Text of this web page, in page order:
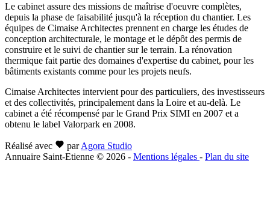
Le cabinet assure des missions de maîtrise d'oeuvre complètes,
depuis la phase de faisabilité jusqu'à la réception du chantier. Les
équipes de Cimaise Architectes prennent en charge les études de
conception architecturale, le montage et le dépôt des permis de
construire et le suivi de chantier sur le terrain. La rénovation
thermique fait partie des domaines d'expertise du cabinet, pour les
bâtiments existants comme pour les projets neufs.
Cimaise Architectes intervient pour des particuliers, des investisseurs
et des collectivités, principalement dans la Loire et au-delà. Le
cabinet a été récompensé par le Grand Prix SIMI en 2007 et a
obtenu le label Valorpark en 2008.
Réalisé avec par Agora Studio
Annuaire Saint-Etienne © 2026 - Mentions légales - Plan du site